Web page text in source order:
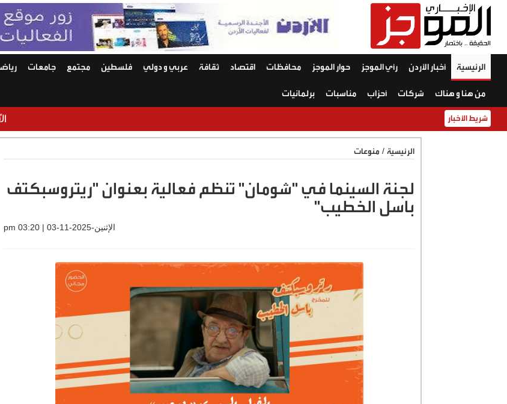
الرئيسية أخبار الأردن رأي الموجز حوار الموجز محافظات اقتصاد ثقافة عربي و دولي فلسطين مجتمع جامعات
من هنا و هناك شركات أحزاب مناسبات برلمانيات
شريط الأخبار
الرئيسية / منوعات
لجنة السينما في "شومان" تنظم فعالية بعنوان "ريتروسبكتف
باسل الخطيب"
الإثنين-2025-11-03 | 03:20 pm